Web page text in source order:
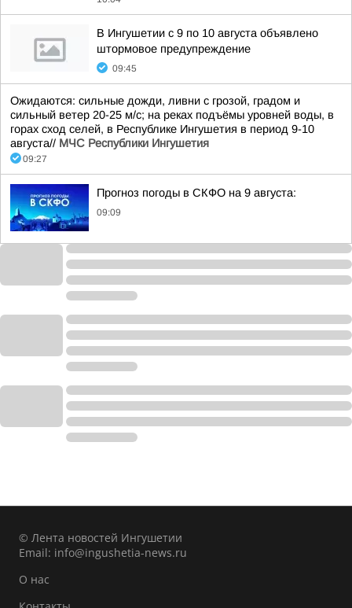
В Ингушетии с 9 по 10 августа объявлено
штормовое предупреждение
09:45
Ожидаются: сильные дожди, ливни с грозой, градом и
сильный ветер 20-25 м/с; на реках подъёмы уровней воды, в
горах сход селей, в Республике Ингушетия в период 9-10
августа// МЧС Республики Ингушетия
09:27
Прогноз погоды в СКФО на 9 августа:
09:09
© Лента новостей Ингушетии
Email: info@ingushetia-news.ru
О нас